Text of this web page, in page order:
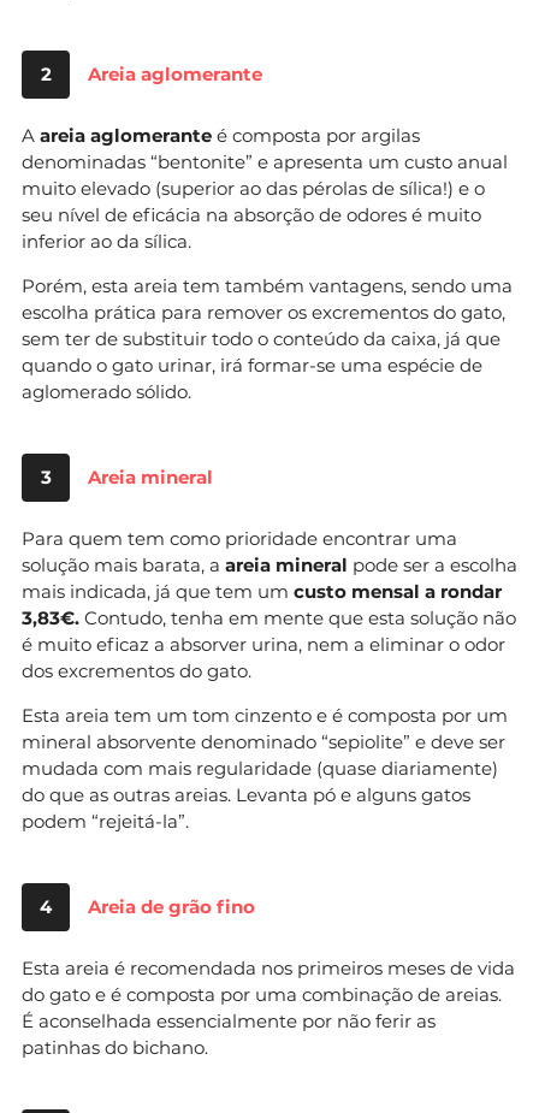
2 Areia aglomerante
A areia aglomerante é composta por argilas
denominadas “bentonite” e apresenta um custo anual
muito elevado (superior ao das pérolas de sílica!) e o
seu nível de eficácia na absorção de odores é muito
inferior ao da sílica.
Porém, esta areia tem também vantagens, sendo uma
escolha prática para remover os excrementos do gato,
sem ter de substituir todo o conteúdo da caixa, já que
quando o gato urinar, irá formar-se uma espécie de
aglomerado sólido.
3 Areia mineral
Para quem tem como prioridade encontrar uma
solução mais barata, a areia mineral pode ser a escolha
mais indicada, já que tem um custo mensal a rondar
3,83€. Contudo, tenha em mente que esta solução não
é muito eficaz a absorver urina, nem a eliminar o odor
dos excrementos do gato.
Esta areia tem um tom cinzento e é composta por um
mineral absorvente denominado “sepiolite” e deve ser
mudada com mais regularidade (quase diariamente)
do que as outras areias. Levanta pó e alguns gatos
podem “rejeitá-la”.
4 Areia de grão fino
Esta areia é recomendada nos primeiros meses de vida
do gato e é composta por uma combinação de areias.
É aconselhada essencialmente por não ferir as
patinhas do bichano.